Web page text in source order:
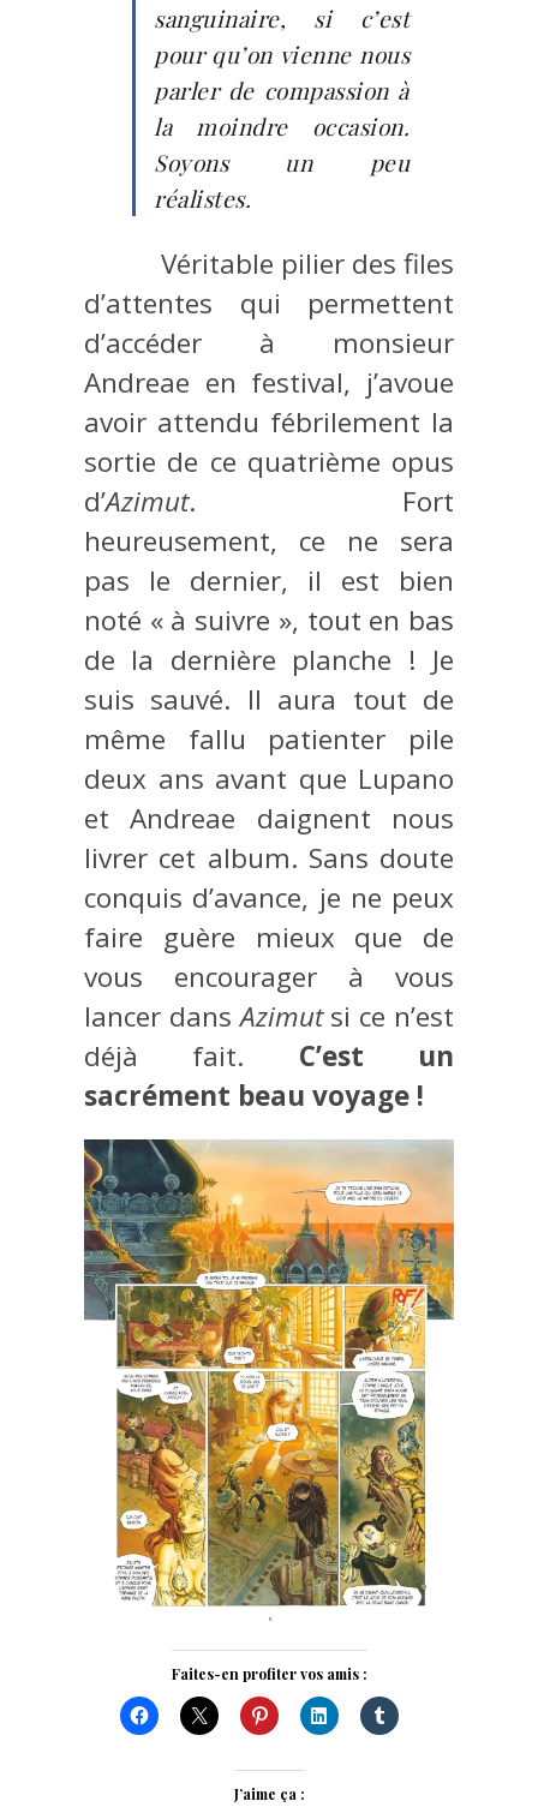
sanguinaire, si c’est
pour qu’on vienne nous
parler de compassion à
la moindre occasion.
Soyons un peu
réalistes.
Véritable pilier des files
d’attentes qui permettent
d’accéder à monsieur
Andreae en festival, j’avoue
avoir attendu fébrilement la
sortie de ce quatrième opus
d’Azimut. Fort
heureusement, ce ne sera
pas le dernier, il est bien
noté « à suivre », tout en bas
de la dernière planche ! Je
suis sauvé. Il aura tout de
même fallu patienter pile
deux ans avant que Lupano
et Andreae daignent nous
livrer cet album. Sans doute
conquis d’avance, je ne peux
faire guère mieux que de
vous encourager à vous
lancer dansAzimutsi ce n’est
déjà fait. C’est un
sacrément beau voyage !
Faites-en profiter vos amis :
J’aime ça :